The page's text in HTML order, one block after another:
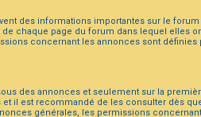
des informations importantes sur le
chaque page du forum dans lequel elles
concernant les annonces sont définies
des annonces et seulement sur la
et il est recommandé de les consulter dès
générales, les permissions